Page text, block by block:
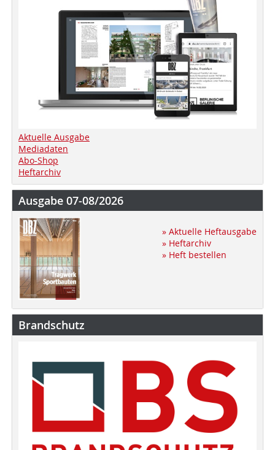
Aktuelle Ausgabe
Mediadaten
Abo-Shop
Heftarchiv
Ausgabe 07-08/2026
» Aktuelle Heftausgabe
» Heftarchiv
» Heft bestellen
Brandschutz